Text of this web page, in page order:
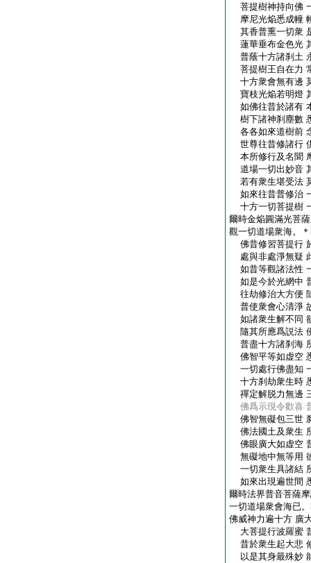
菩提樹神持向佛
摩尼光焔悉成幢
其香普熏一切衆
蓮華垂布金色光
普蔭十方諸刹土
菩提樹王自在力
十方衆會無有邊
寶枝光焔若明燈
如佛往昔於諸有
樹下諸神刹塵數
各各如來道樹前
世尊往昔修諸行
本所修行及名聞
道場一切出妙音
若有衆生堪受法
如來往昔普修治
十方一切菩提樹
爾時金焔圓滿光菩
觀一切道場衆海。
佛昔修習菩提行
處與非處淨無疑
如昔等觀諸法性
如是今於光網中
往劫修治大方便
普使衆會心清淨
如諸衆生解不同
隨其所應爲説法
普盡十方諸刹海
佛智平等如虚空
一切處行佛盡知
十方刹劫衆生時
禪定解脱力無邊
佛爲示現令歡喜
佛智無礙包三世
佛法國土及衆生
佛眼廣大如虚空
無礙地中無等用
一切衆生具諸結
如來出現遍世間
爾時法界普音菩薩
一切道場衆會海已
佛威神力遍十方 廣
大菩提行波羅蜜
昔於衆生起大悲
以是其身最殊妙